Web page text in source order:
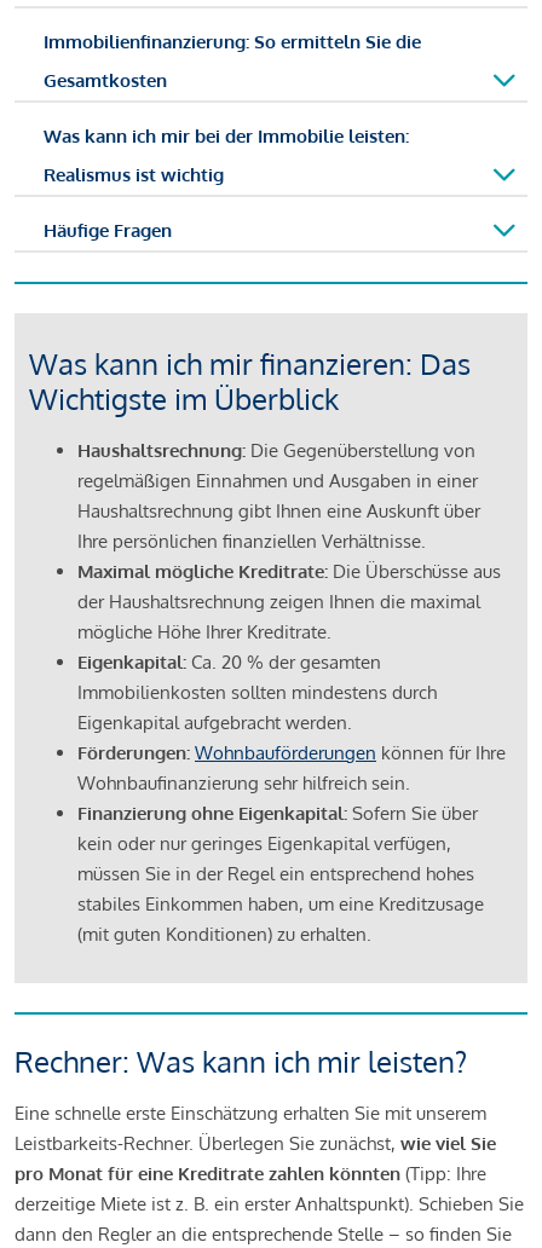
Immobilienfinanzierung: So ermitteln Sie die
Gesamtkosten
Was kann ich mir bei der Immobilie leisten:
Realismus ist wichtig
Häufige Fragen
Was kann ich mir finanzieren: Das
Wichtigste im Überblick
Haushaltsrechnung: Die Gegenüberstellung von
regelmäßigen Einnahmen und Ausgaben in einer
Haushaltsrechnung gibt Ihnen eine Auskunft über
Ihre persönlichen finanziellen Verhältnisse.
Maximal mögliche Kreditrate: Die Überschüsse aus
der Haushaltsrechnung zeigen Ihnen die maximal
mögliche Höhe Ihrer Kreditrate.
Eigenkapital: Ca. 20 % der gesamten
Immobilienkosten sollten mindestens durch
Eigenkapital aufgebracht werden.
Förderungen: Wohnbauförderungen können für Ihre
Wohnbaufinanzierung sehr hilfreich sein.
Finanzierung ohne Eigenkapital: Sofern Sie über
kein oder nur geringes Eigenkapital verfügen,
müssen Sie in der Regel ein entsprechend hohes
stabiles Einkommen haben, um eine Kreditzusage
(mit guten Konditionen) zu erhalten.
Rechner: Was kann ich mir leisten?
Eine schnelle erste Einschätzung erhalten Sie mit unserem
Leistbarkeits-Rechner. Überlegen Sie zunächst, wie viel Sie
pro Monat für eine Kreditrate zahlen könnten (Tipp: Ihre
derzeitige Miete ist z. B. ein erster Anhaltspunkt). Schieben Sie
dann den Regler an die entsprechende Stelle – so finden Sie